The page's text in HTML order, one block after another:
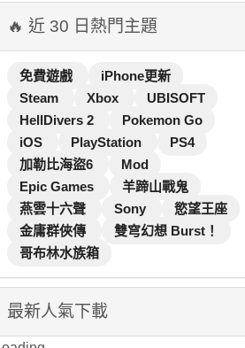
🔥 近 30 日熱門主題
免費遊戲
iPhone更新
Steam
Xbox
UBISOFT
HellDivers 2
Pokemon Go
iOS
PlayStation
PS4
加勒比海盜6
Mod
Epic Games
羊蹄山戰鬼
燕雲十六聲
Sony
慾望王座
金庸群俠傳
雙穹幻想 Burst！
哥布林水族箱
最新人氣下載